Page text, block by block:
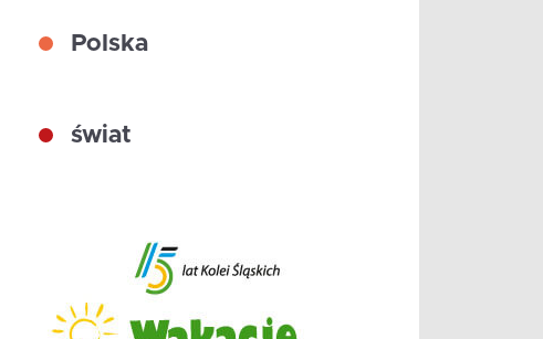
Polska
świat